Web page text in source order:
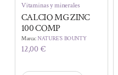
Vitaminas y minerales
CALCIO MG ZINC
100 COMP
Marca:NATURE´S BOUNTY
12,00 €